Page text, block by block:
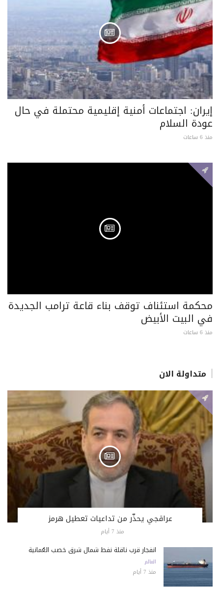
إيران: اجتماعات أمنية إقليمية محتملة في حال
عودة السلام
منذ 6 ساعات
محكمة استئناف توقف بناء قاعة ترامب الجديدة
في البيت الأبيض
منذ 6 ساعات
متداولة الان
عراقجي يحذّر من تداعيات تعطيل هرمز
منذ 7 أيام
انفجار قرب ناقلة نفط شمال شرق خصب العُمانية
العالم
منذ 7 أيام